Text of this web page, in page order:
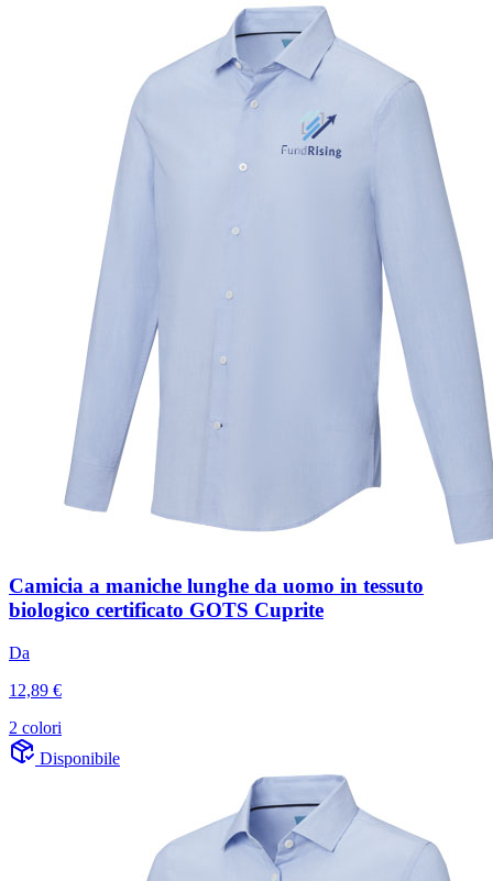
Camicia a maniche lunghe da uomo in tessuto
biologico certificato GOTS Cuprite
Da
12,89 €
2 colori
Disponibile